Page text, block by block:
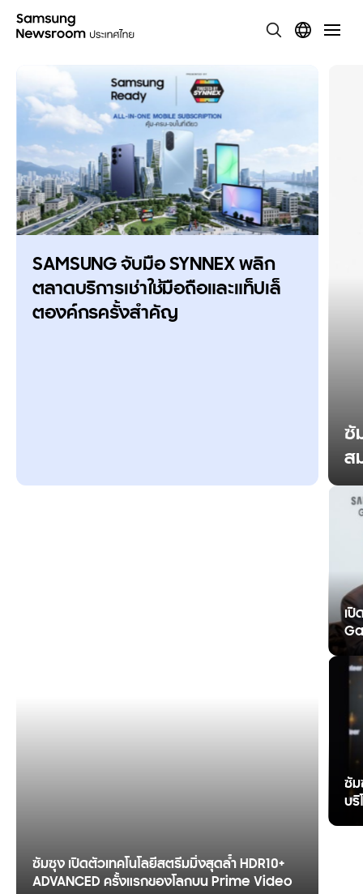
SAMSUNG จับมือ SYNNEX พลิก
ตลาดบริการเช่าใช้มือถือและแท็ปเล็
ตองค์กรครั้งสำคัญ
ซัมซุง เปิดตัวเทคโนโลยีสตรีมมิ่งสุดล้ำ HDR10+
ADVANCED ครั้งแรกของโลกบน Prime Video
ซั
ส
เ
โ
เปิ
ซัม
บริ